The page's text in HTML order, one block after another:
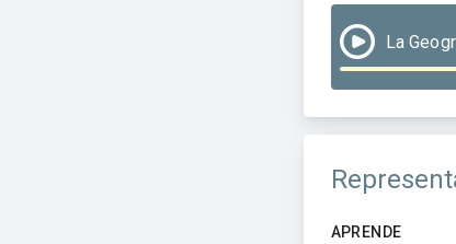
La
APRENDE